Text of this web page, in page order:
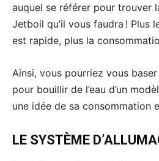
auquel se référer pour trouver
Jetboil qu’il vous faudra ! Plus
est rapide, plus la
Ainsi, vous pourriez vous
pour bouillir de l’eau d’un
une idée de sa consommation
LE SYSTÈME